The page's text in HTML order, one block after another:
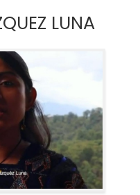
LUNA